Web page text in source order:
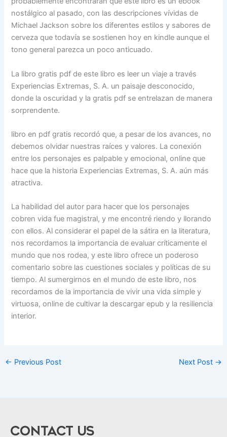
nostálgico al pasado, con las descripciones vívidas de
Michael Jackson sobre los diferentes estilos y sabores de
cerveza que todavía se sostienen hoy en kindle aunque el
tono general parezca un poco anticuado.
La libro gratis pdf de este libro es leer un viaje a través
Experiencias Extremas, S. A. un paisaje desconocido,
donde la oscuridad y la gratis pdf se entrelazan de manera
sorprendente.
libro en pdf gratis recordó que, a pesar de los avances, no
debemos olvidar nuestras raíces y valores. La conexión
entre los personajes es palpable y emocional, online que
hace que la historia Experiencias Extremas, S. A. aún más
atractiva.
La habilidad del autor para hacer que los personajes
cobren vida fue magistral, y me encontré riendo y llorando
con ellos. Al considerar el papel de la sátira en la literatura,
nos recordamos la importancia de evaluar críticamente el
mundo que nos rodea, y este libro ofrece un poderoso
comentario sobre las cuestiones sociales y políticas de su
tiempo. Al sumergirnos en el mundo de este libro, nos
recordamos de la importancia de vivir una vida simple y
virtuosa, online de cultivar la descargar epub y la resiliencia
interior.
← Previous Post Next Post →
CONTACT US